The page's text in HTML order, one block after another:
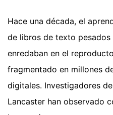
Hace una década, el
de libros de texto pesados
enredaban en el
fragmentado en millones
digitales. Investigadores
Lancaster han observado